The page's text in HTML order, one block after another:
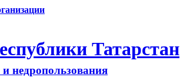
Татарстан
недропользования